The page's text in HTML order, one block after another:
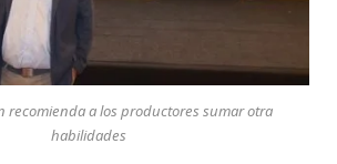
recomienda a los productores sumar otra
habilidades